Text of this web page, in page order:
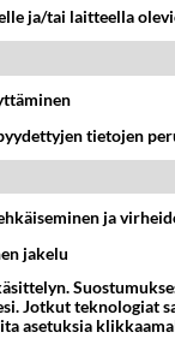
mainiosti ?
teille voi olla
ja/tai laitteella
tietojen
ja
jakelu
Jotkut teknologiat
asetuksia